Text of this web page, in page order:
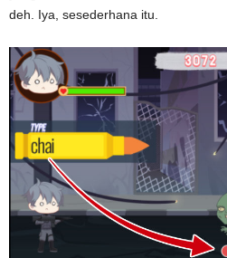
deh. Iya, sesederhana itu.